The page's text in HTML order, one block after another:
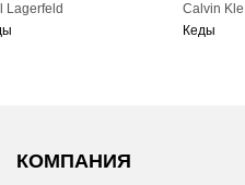
Lagerfeld
Calvin
Кеды
КОМПАНИЯ